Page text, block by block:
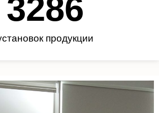
продукции
3450